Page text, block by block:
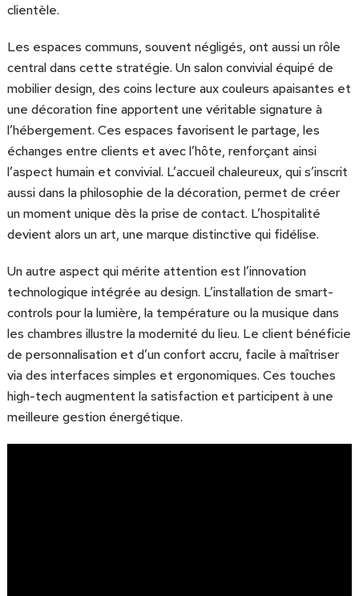
clientèle.
Les espaces communs, souvent négligés, ont aussi un rôle
central dans cette stratégie. Un salon convivial équipé de
mobilier design, des coins lecture aux couleurs apaisantes et
une décoration fine apportent une véritable signature à
l’hébergement. Ces espaces favorisent le partage, les
échanges entre clients et avec l’hôte, renforçant ainsi
l’aspect humain et convivial. L’accueil chaleureux, qui s’inscrit
aussi dans la philosophie de la décoration, permet de créer
un moment unique dès la prise de contact. L’hospitalité
devient alors un art, une marque distinctive qui fidélise.
Un autre aspect qui mérite attention est l’innovation
technologique intégrée au design. L’installation de smart-
controls pour la lumière, la température ou la musique dans
les chambres illustre la modernité du lieu. Le client bénéficie
de personnalisation et d’un confort accru, facile à maîtriser
via des interfaces simples et ergonomiques. Ces touches
high-tech augmentent la satisfaction et participent à une
meilleure gestion énergétique.